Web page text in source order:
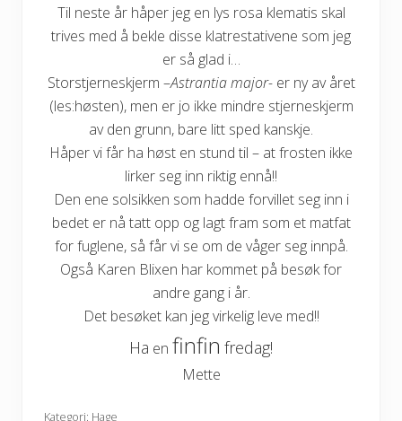
Til neste år håper jeg en lys rosa klematis skal
trives med å bekle disse klatrestativene som jeg
er så glad i…
Storstjerneskjerm –Astrantia major-er ny av året
(les:høsten), men er jo ikke mindre stjerneskjerm
av den grunn, bare litt sped kanskje.
Håper vi får ha høst en stund til – at frosten ikke
lirker seg inn riktig ennå!!
Den ene solsikken som hadde forvillet seg inn i
bedet er nå tatt opp og lagt fram som et matfat
for fuglene, så får vi se om de våger seg innpå.
Også Karen Blixen har kommet på besøk for
andre gang i år.
Det besøket kan jeg virkelig leve med!!
Ha en finfin fredag!
Mette
Kategori: Hage